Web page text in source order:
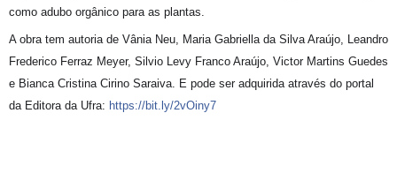
como adubo orgânico para as plantas.
A obra tem autoria de Vânia Neu, Maria Gabriella da Silva Araújo, Leandro
Frederico Ferraz Meyer, Silvio Levy Franco Araújo, Victor Martins Guedes
e Bianca Cristina Cirino Saraiva. E pode ser adquirida através do portal
da Editora da Ufra: https://bit.ly/2vOiny7